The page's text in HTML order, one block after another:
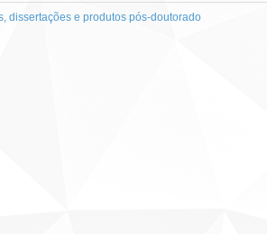
dissertações e produtos pós-doutorado